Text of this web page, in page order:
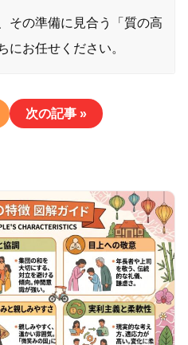
その準備に見合う「質の高
にお任せください。
次の記事 »